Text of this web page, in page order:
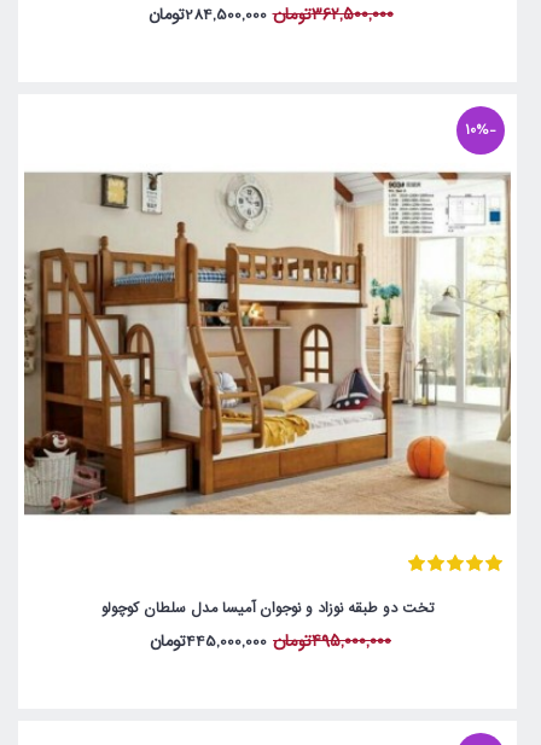
362,500,000تومان 284,500,000تومان
-10%
تخت دو طبقه نوزاد و نوجوان آمیسا مدل سلطان کوچولو
495,000,000تومان 445,000,000تومان